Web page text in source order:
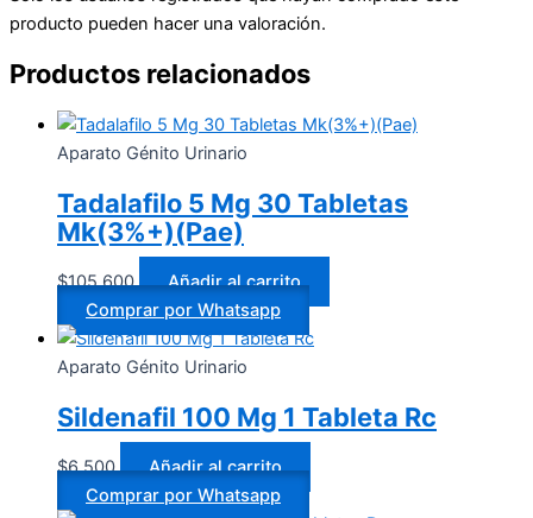
producto pueden hacer una valoración.
Productos relacionados
Aparato Génito Urinario
Tadalafilo 5 Mg 30 Tabletas
Mk(3%+)(Pae)
$105.600
Añadir al carrito
Comprar por Whatsapp
Aparato Génito Urinario
Sildenafil 100 Mg 1 Tableta Rc
$6.500
Añadir al carrito
Comprar por Whatsapp